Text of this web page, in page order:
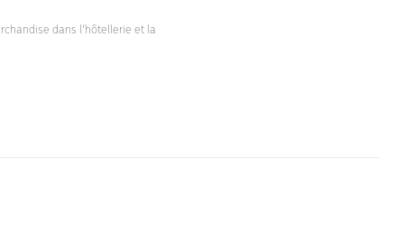
dans l’hôtellerie et la